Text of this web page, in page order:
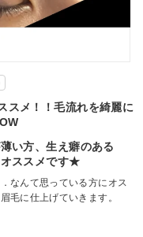
スメ！！毛流れを綺麗に
い方、生え癖のある
オススメです★
なんて思っている方にオス
毛に仕上げていきます。